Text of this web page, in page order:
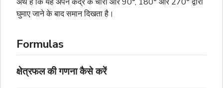
घुमाए जाने के बाद समान दिखता है।
Formulas
क्षेत्रफल की गणना कैसे करें